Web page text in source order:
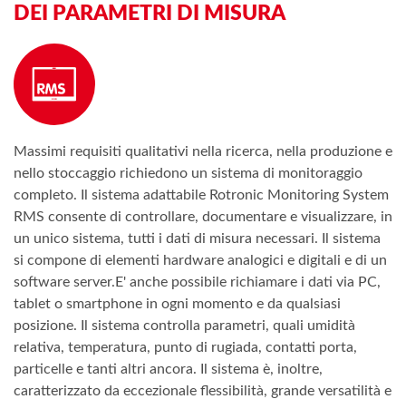
DEI PARAMETRI DI MISURA
Massimi requisiti qualitativi nella ricerca, nella produzione e
nello stoccaggio richiedono un sistema di monitoraggio
completo. Il sistema adattabile Rotronic Monitoring System
RMS consente di controllare, documentare e visualizzare, in
un unico sistema, tutti i dati di misura necessari. Il sistema
si compone di elementi hardware analogici e digitali e di un
software server.E' anche possibile richiamare i dati via PC,
tablet o smartphone in ogni momento e da qualsiasi
posizione. Il sistema controlla parametri, quali umidità
relativa, temperatura, punto di rugiada, contatti porta,
particelle e tanti altri ancora. Il sistema è, inoltre,
caratterizzato da eccezionale flessibilità, grande versatilità e